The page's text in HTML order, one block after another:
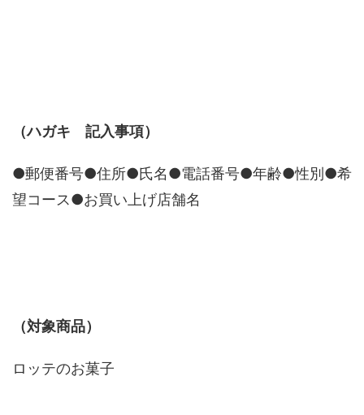
（ハガキ 記入事項）
●郵便番号●住所●氏名●電話番号●年齢●性別●希
望コース●お買い上げ店舗名
（対象商品）
ロッテのお菓子